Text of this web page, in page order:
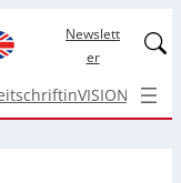
Newslett
er
inVISION Top